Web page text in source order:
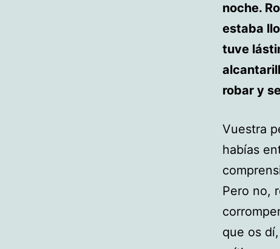
noche.
estaba
tuve
robar y
Vuestra
habías
Pero no,
que os